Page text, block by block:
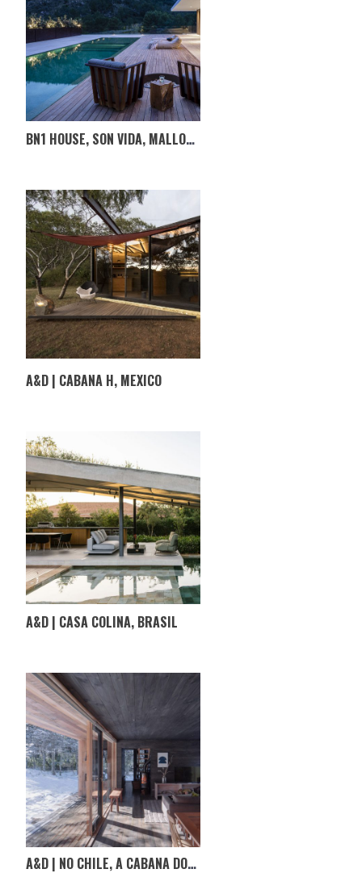
BN1 HOUSE, SON VIDA, MALLORCA, ESPANHA
A&D | CABANA H, MEXICO
A&D | CASA COLINA, BRASIL
A&D | NO CHILE, A CABANA DOS IRAGÜEN VIÑUELA